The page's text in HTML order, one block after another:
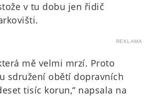
v tu dobu jen řidič
REKLAMA
mě velmi mrzí. Proto
sdružení obětí dopravních
tisíc korun,“ napsala na